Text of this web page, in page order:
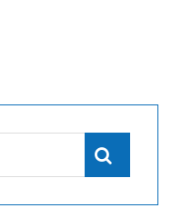
Search